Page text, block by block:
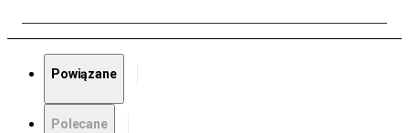
Powiązane
Polecane